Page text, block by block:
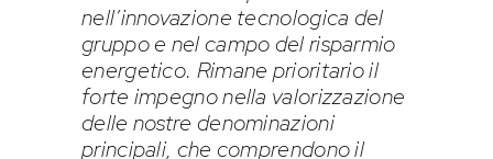
nell’innovazione tecnologica del
gruppo e nel campo del risparmio
energetico. Rimane prioritario il
forte impegno nella valorizzazione
delle nostre denominazioni
principali, che comprendono il